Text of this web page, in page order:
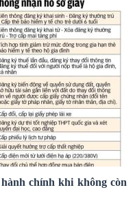
chính khi không còn